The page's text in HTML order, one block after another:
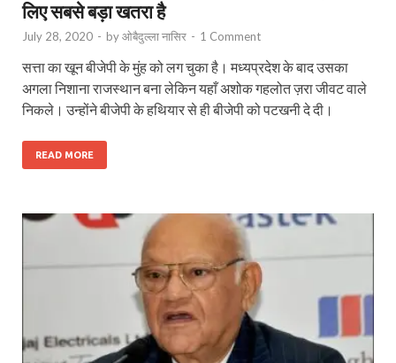
लिए सबसे बड़ा खतरा है
July 28, 2020 - byओबैदुल्ला नासिर - 1 Comment
सत्ता का खून बीजेपी के मुंह को लग चुका है। मध्यप्रदेश के बाद उसका
अगला निशाना राजस्थान बना लेकिन यहाँ अशोक गहलोत ज़रा जीवट वाले
निकले। उन्होंने बीजेपी के हथियार से ही बीजेपी को पटखनी दे दी।
READ MORE